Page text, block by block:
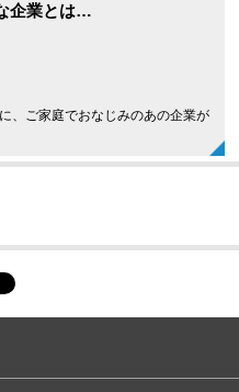
企業とは…
、ご家庭でおなじみのあの企業が